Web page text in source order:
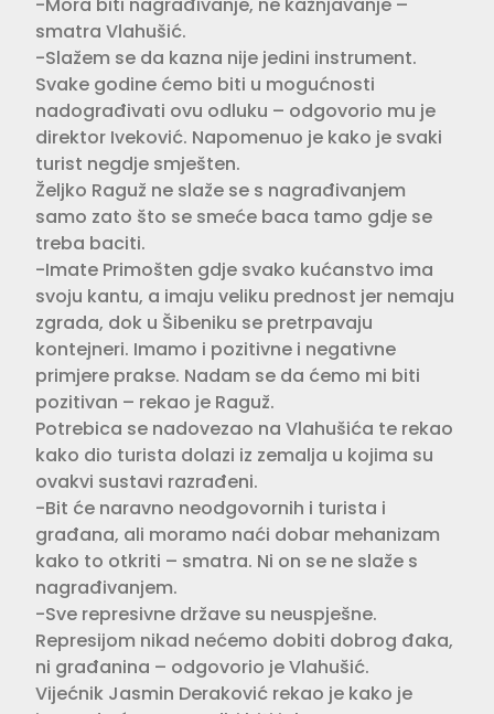
smatra Vlahušić.
-Slažem se da kazna nije jedini instrument.
Svake godine ćemo biti u mogućnosti
nadograđivati ovu odluku – odgovorio mu je
direktor Iveković. Napomenuo je kako je svaki
turist negdje smješten.
Željko Raguž ne slaže se s nagrađivanjem
samo zato što se smeće baca tamo gdje se
treba baciti.
-Imate Primošten gdje svako kućanstvo ima
svoju kantu, a imaju veliku prednost jer nemaju
zgrada, dok u Šibeniku se pretrpavaju
kontejneri. Imamo i pozitivne i negativne
primjere prakse. Nadam se da ćemo mi biti
pozitivan – rekao je Raguž.
Potrebica se nadovezao na Vlahušića te rekao
kako dio turista dolazi iz zemalja u kojima su
ovakvi sustavi razrađeni.
-Bit će naravno neodgovornih i turista i
građana, ali moramo naći dobar mehanizam
kako to otkriti – smatra. Ni on se ne slaže s
nagrađivanjem.
-Sve represivne države su neuspješne.
Represijom nikad nećemo dobiti dobrog đaka,
ni građanina – odgovorio je Vlahušić.
Vijećnik Jasmin Deraković rekao je kako je